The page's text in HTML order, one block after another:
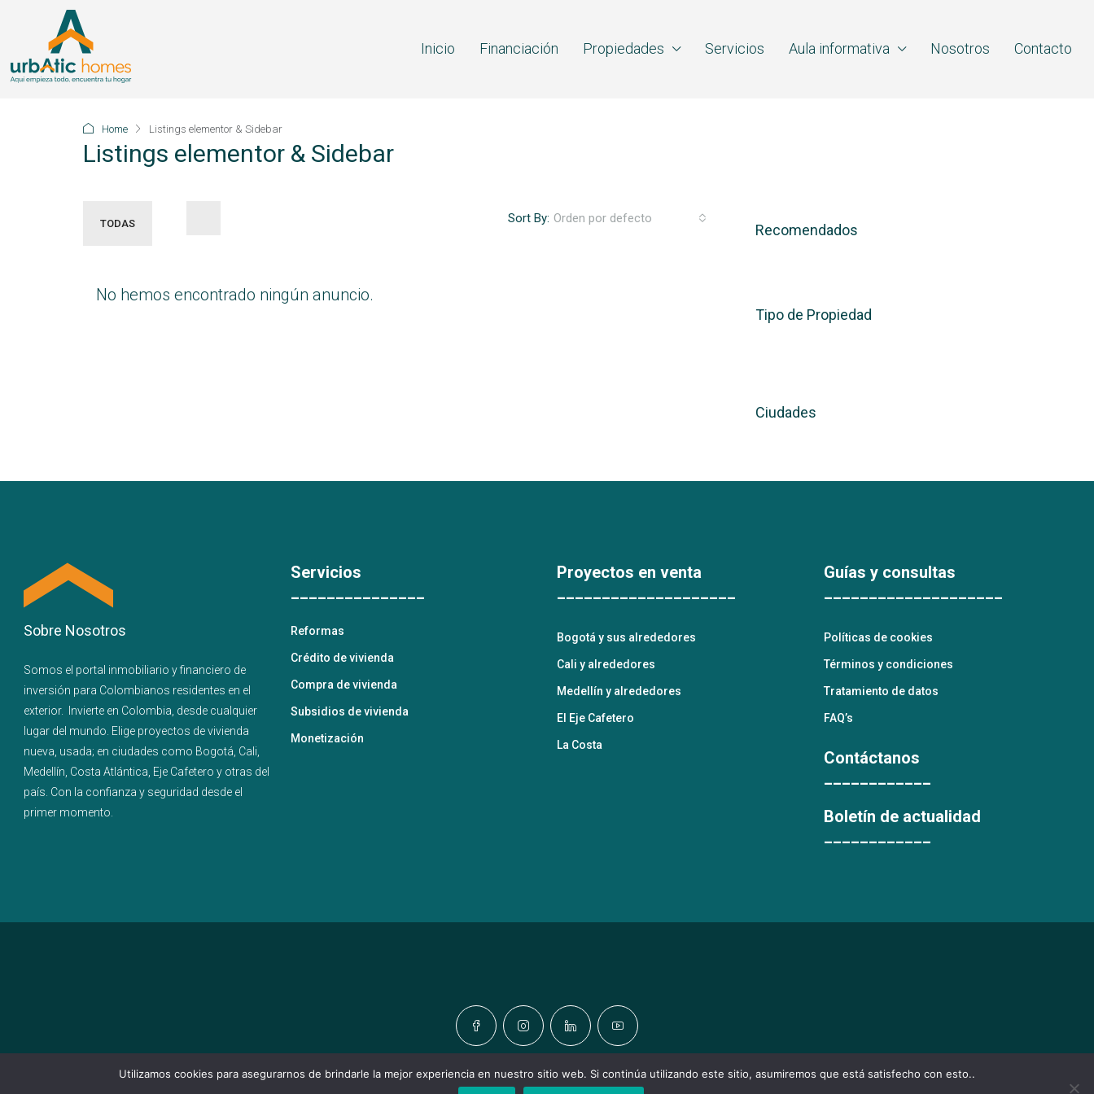
Inicio Financiación Propiedades Servicios Aula informativa Nosotros Contacto
Home Listings elementor & Sidebar
Listings elementor & Sidebar
TODAS Sort By: Orden por defecto
No hemos encontrado ningún anuncio.
Recomendados
Tipo de Propiedad
Ciudades
Sobre Nosotros
Somos el portal inmobiliario yfinanciero de
inversión para Colombianos residentes en el
exterior.
Invierte en Colombia, desde cualquier
lugar del mundo. Elige proyectos devivienda
nueva usada; en ciudades como Bogotá Cali
Medellín Costa Atlántica Eje Cafetero y otras del
país . Con la confianza y seguridad desde el
primer momento.
Servicios
_______________
Reformas
Crédito de vivienda
Compra de vivienda
Subsidios de vivienda
Monetización
Proyectos en venta
____________________
Bogotá y sus alrededores
Cali y alrededores
Medellín y alrededores
El Eje Cafetero
La Costa
Guías y consultas
____________________
Políticas de cookies
Términos y condiciones
Tratamiento de datos
FAQ’s
Contáctanos
____________
Boletín de actualidad
____________
© TODOS LOS DERECHOS RESERVADOS © URBATIC HOMES PROPTECH COLOMBIA
Utilizamos cookies para asegurarnos de brindarle la mejor experiencia en nuestro sitio web. Si continúa utilizando este sitio, asumiremos que está satisfecho con esto..